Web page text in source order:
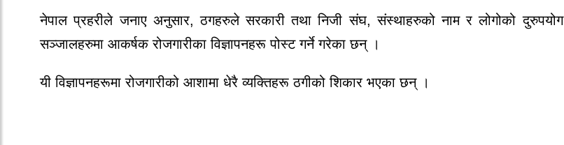
नेपाल प्रहरीले जनाए अनुसार,ठगहरुले सरकारी तथा निजी संघ,संस्थाहरुको नाम र लोगोको दुरुपयोग
सञ्जालहरुमा आकर्षक रोजगारीका विज्ञापनहरू पोस्ट गर्ने गरेका छन् ।
यी विज्ञापनहरूमा रोजगारीको आशामा धेरै व्यक्तिहरू ठगीको शिकार भएका छन् ।